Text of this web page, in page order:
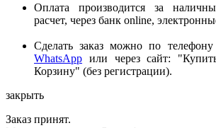
Оплата производится за
расчет, через банк online,
Сделать заказ можно по телефону
WhatsApp или через сайт:
Корзину" (без регистрации).
закрыть
Заказ принят.